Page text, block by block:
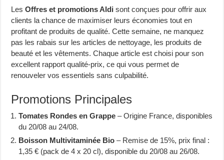
LesOffres et promotions Aldi sont conçues pour offrir aux
clients la chance de maximiser leurs économies tout en
profitant de produits de qualité. Cette semaine, ne manquez
pas les rabais sur les articles de nettoyage, les produits de
beauté et les vêtements. Chaque article est choisi pour son
excellent rapport qualité-prix, ce qui vous permet de
renouveler vos essentiels sans culpabilité.
Promotions Principales
Tomates Rondes en Grappe – Origine France, disponibles
du 20/08 au 24/08.
Boisson Multivitaminée Bio – Remise de 15%, prix final :
1,35 € (pack de 4 x 20 cl), disponible du 20/08 au 26/08.